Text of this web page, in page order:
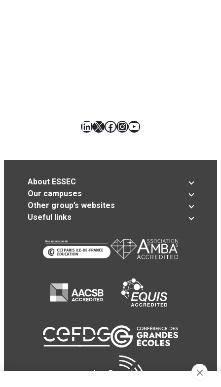
LinkedIn
X Facebook
Instagram
YouTube
About ESSEC
Our campuses
Other group’s websites
Useful links